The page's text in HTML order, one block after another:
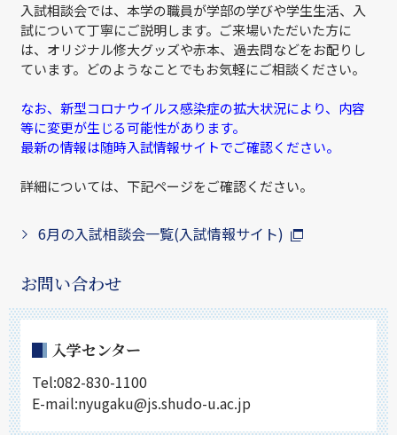
入試相談会では、本学の職員が学部の学びや学生生活、入
試について丁寧にご説明します。ご来場いただいた方に
は、オリジナル修大グッズや赤本、過去問などをお配りし
ています。どのようなことでもお気軽にご相談ください。
なお、新型コロナウイルス感染症の拡大状況により、内容
等に変更が生じる可能性があります。
最新の情報は随時入試情報サイトでご確認ください。
詳細については、下記ページをご確認ください。
6月の入試相談会一覧(入試情報サイト)
お問い合わせ
入学センター
Tel:082-830-1100
E-mail:nyugaku@js.shudo-u.ac.jp